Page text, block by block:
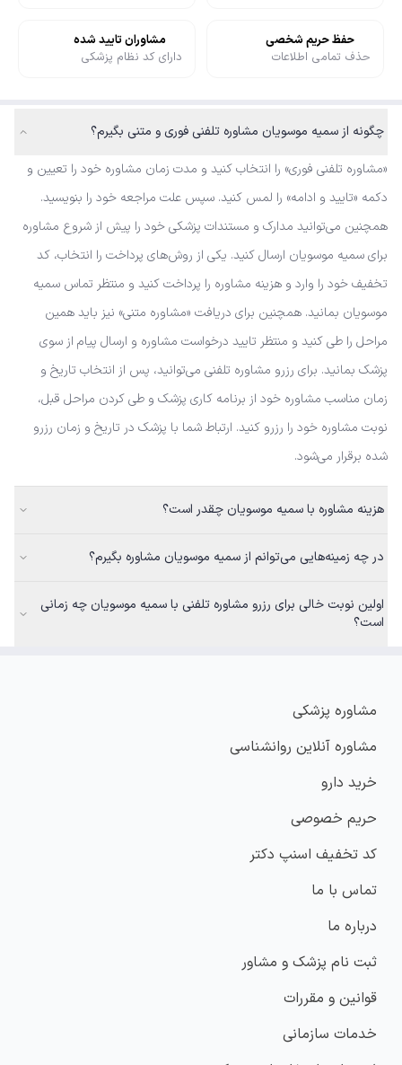
حفظ حریم شخصی
حذف تمامی اطلاعات
مشاوران تایید شده
دارای کد نظام پزشکی
چگونه از سمیه موسویان مشاوره تلفنی فوری و متنی بگیرم؟
«مشاوره تلفنی فوری» را انتخاب کنید و مدت زمان مشاوره خود را تعیین و
دکمه «تایید و ادامه» را لمس کنید. سپس علت مراجعه خود را بنویسید.
همچنین می‌توانید مدارک و مستندات پزشکی خود را پیش از شروع مشاوره
برای سمیه موسویان ارسال کنید. یکی از روش‌های پرداخت را انتخاب، کد
تخفیف خود را وارد و هزینه مشاوره را پرداخت کنید و منتظر تماس سمیه
موسویان بمانید. همچنین برای دریافت «مشاوره متنی» نیز باید همین
مراحل را طی کنید و منتظر تایید درخواست مشاوره و ارسال پیام از سوی
پزشک بمانید. برای رزرو مشاوره تلفنی می‌توانید، پس از انتخاب تاریخ و
زمان مناسب مشاوره خود از برنامه کاری پزشک و طی کردن مراحل قبل،
نوبت مشاوره خود را رزرو کنید. ارتباط شما با پزشک در تاریخ و زمان رزرو
شده برقرار می‌شود.
هزینه مشاوره با سمیه موسویان چقدر است؟
در چه زمینه‌هایی می‌توانم از سمیه موسویان مشاوره بگیرم؟
اولین نوبت خالی برای رزرو مشاوره تلفنی با سمیه موسویان چه زمانی
است؟
مشاوره پزشکی
مشاوره آنلاین روانشناسی
خرید دارو
حریم خصوصی
کد تخفیف اسنپ دکتر
تماس با ما
درباره ما
ثبت نام پزشک و مشاور
قوانین و مقررات
خدمات سازمانی